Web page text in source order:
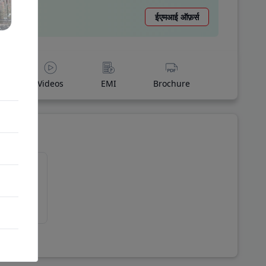
ईएमआई ऑफ़र्स
Videos EMI Brochure